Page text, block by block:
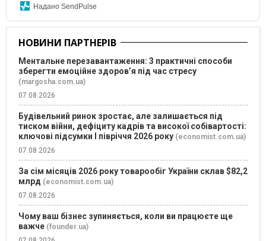
Надано SendPulse
НОВИНИ ПАРТНЕРІВ
Ментальне перезавантаження: 3 практичні способи
зберегти емоційне здоров’я під час стресу
(margosha.com.ua)
07.08.2026
Будівельний ринок зростає, але залишається під
тиском війни, дефіциту кадрів та високої собівартості:
ключові підсумки І півріччя 2026 року (economist.com.ua)
07.08.2026
За сім місяців 2026 року товарообіг України склав $82,2
млрд (economist.com.ua)
07.08.2026
Чому ваш бізнес зупиняється, коли ви працюєте ще
важче (founder.ua)